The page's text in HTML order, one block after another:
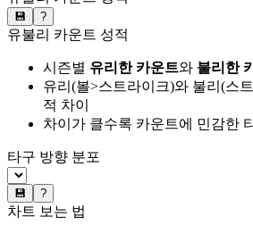
💾 ?
유불리 카운트 성적
시즌별 유리한 카운트와 불리한
유리(볼>스트라이크)와 불리(스
적 차이
차이가 클수록 카운트에 민감한
타구 방향 분포
💾 ?
차트 보는 법